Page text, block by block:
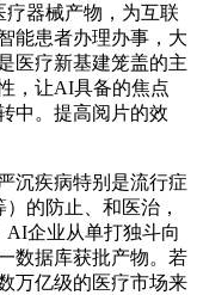
器械产物，为互联
能患者办理办事，大
医疗新基建笼盖的主
，让AI具备的焦点
中。提高阅片的效
疾病特别是流行症
的防止、和医治，
企业从单打独斗向
数据库获批产物。若
万亿级的医疗市场来